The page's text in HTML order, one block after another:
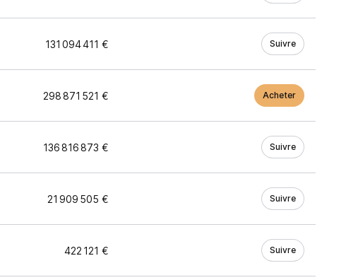
131 094 411 € Suivre
298 871 521 € Acheter
136 816 873 € Suivre
21 909 505 € Suivre
422 121 € Suivre